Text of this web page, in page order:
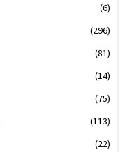
(6)
(296)
(81)
(14)
(75)
(113)
(22)